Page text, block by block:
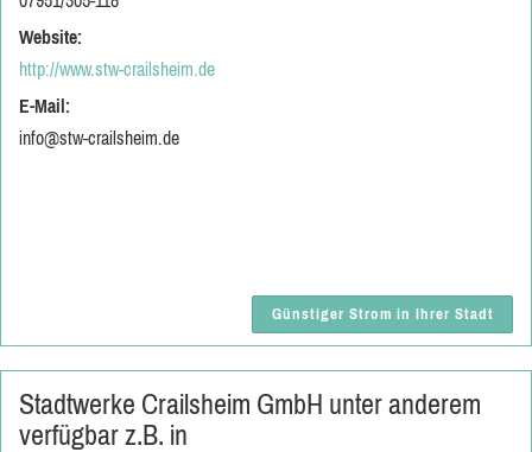
Website:
http://www.stw-crailsheim.de
E-Mail:
info@stw-crailsheim.de
Günstiger Strom in Ihrer Stadt
Stadtwerke Crailsheim GmbH unter anderem
verfügbar z.B. in